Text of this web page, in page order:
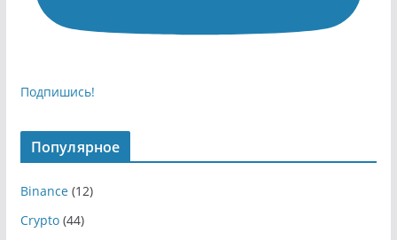
Подпишись!
Популярное
Binance(12)
Crypto(44)